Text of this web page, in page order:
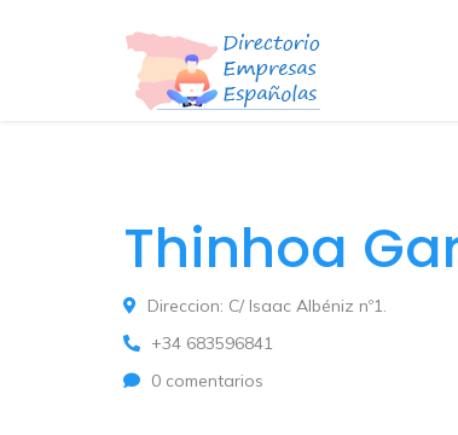
Thinhoa
Direccion: C/ Isaac Albéniz nº1.
+34 683596841
0 comentarios